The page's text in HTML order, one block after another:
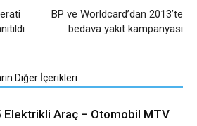
BP ve Worldcard’dan 2013’te
bedava yakıt kampanyası
Diğer İçerikleri
Elektrikli Araç – Otomobil MTV